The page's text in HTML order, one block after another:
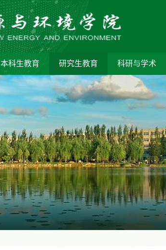
本科生教育 研究生教育 科研与学术